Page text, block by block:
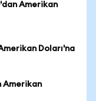
Amerikan
Doları'na
Amerikan